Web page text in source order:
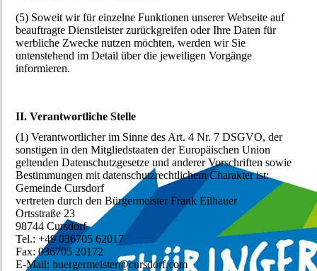
(5) Soweit wir für einzelne Funktionen unserer Webseite auf
beauftragte Dienstleister zurückgreifen oder Ihre Daten für
werbliche Zwecke nutzen möchten, werden wir Sie
untenstehend im Detail über die jeweiligen Vorgänge
informieren.
II. Verantwortliche Stelle
(1) Verantwortlicher im Sinne des Art. 4 Nr. 7 DSGVO, der
sonstigen in den Mitgliedstaaten der Europäischen Union
geltenden Datenschutzgesetze und anderer Vorschriften sowie
Bestimmungen mit datenschutzrechtlichem Charakter ist:
Gemeinde Cursdorf
vertreten durch den Bürgermeister Frank Eilhauer
Ortsstraße 23
98744 Cursdorf
Tel.: +49 036705 62017
Fax: 036705 20172
E-Mail: buergermeister@cursdorf.com